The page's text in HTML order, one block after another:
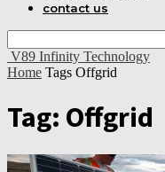
contact us
V89 Infinity Technology
Home Tags Offgrid
Tag: Offgrid